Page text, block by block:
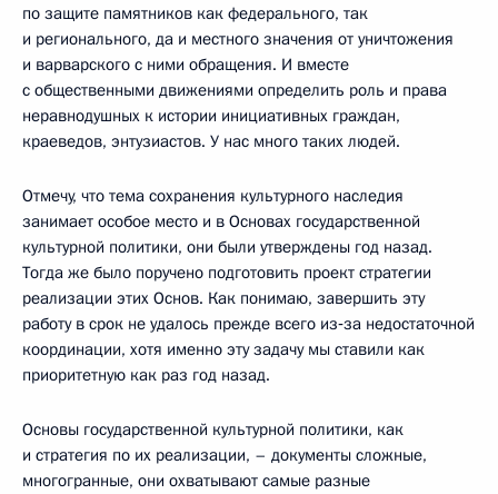
по защите памятников как федерального, так
и регионального, да и местного значения от уничтожения
и варварского с ними обращения. И вместе
с общественными движениями определить роль и права
неравнодушных к истории инициативных граждан,
краеведов, энтузиастов. У нас много таких людей.
Отмечу, что тема сохранения культурного наследия
занимает особое место и в Основах государственной
культурной политики, они были утверждены год назад.
Тогда же было поручено подготовить проект стратегии
реализации этих Основ. Как понимаю, завершить эту
работу в срок не удалось прежде всего из‑за недостаточной
координации, хотя именно эту задачу мы ставили как
приоритетную как раз год назад.
Основы государственной культурной политики, как
и стратегия по их реализации, – документы сложные,
многогранные, они охватывают самые разные